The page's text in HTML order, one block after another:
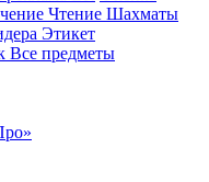
Чтение Шахматы
Этикет
Все предметы